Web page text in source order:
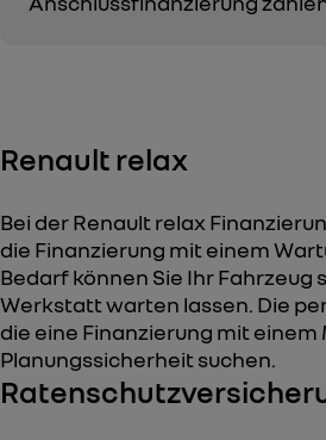
Renault relax
Bei der Renault relax
die Finanzierung mit einem
Bedarf können Sie Ihr Fahrzeug
Werkstatt warten lassen. Die
die eine Finanzierung mit einem
Planungssicherheit suchen.